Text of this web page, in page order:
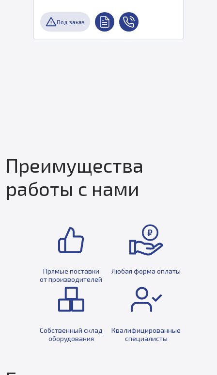
Под заказ
Преимущества
работы с нами
Прямые поставки
от производителей
Любая форма оплаты
Собственный склад
оборудования
Квалифицированные
специалисты